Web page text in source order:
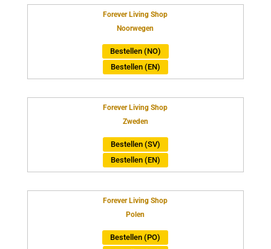
Forever Living Shop
Noorwegen
Bestellen (NO)
Bestellen (EN)
Forever Living Shop
Zweden
Bestellen (SV)
Bestellen (EN)
Forever Living Shop
Polen
Bestellen (PO)